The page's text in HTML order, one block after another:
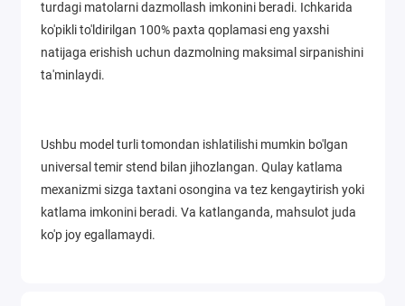
turdagi matolarni dazmollash imkonini beradi. Ichkarida
ko'pikli to'ldirilgan 100% paxta qoplamasi eng yaxshi
natijaga erishish uchun dazmolning maksimal sirpanishini
ta'minlaydi.
Ushbu model turli tomondan ishlatilishi mumkin bo'lgan
universal temir stend bilan jihozlangan. Qulay katlama
mexanizmi sizga taxtani osongina va tez kengaytirish yoki
katlama imkonini beradi. Va katlanganda, mahsulot juda
ko'p joy egallamaydi.